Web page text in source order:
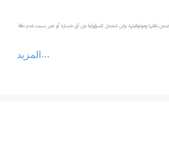
المزيد
دقتها وموثوقيتها، ولن تتحمل المسؤولية عن أي خسارة أو ضرر بسبب عدم دقة
مشورة استثمارية، ولا تقدم أي التزامات أو ضمانات.